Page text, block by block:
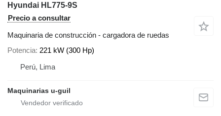
Hyundai HL775-9S
Precio a consultar
Maquinaria de construcción - cargadora de ruedas
Potencia 221 kW (300 Hp)
Perú, Lima
Maquinarias u-guil